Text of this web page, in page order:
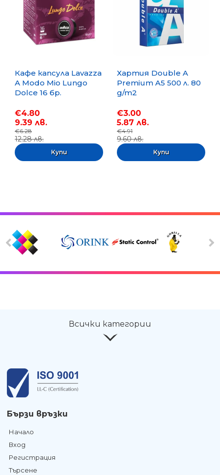
Кафе капсула Lavazza
A Modo Mio Lungo
Dolce 16 бр.
€4.80
9.39 лв.
€6.28
12.28 лв.
Хартия Double A
Premium A5 500 л. 80
g/m2
€3.00
5.87 лв.
€4.91
9.60 лв.
Всички категории
Бързи връзки
Начало
Вход
Регистрация
Търсене